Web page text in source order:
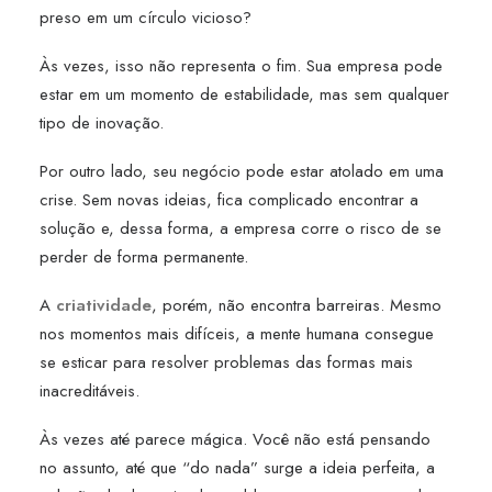
preso em um círculo vicioso?
Às vezes, isso não representa o fim. Sua empresa pode
estar em um momento de estabilidade, mas sem qualquer
tipo de inovação.
Por outro lado, seu negócio pode estar atolado em uma
crise. Sem novas ideias, fica complicado encontrar a
solução e, dessa forma, a empresa corre o risco de se
perder de forma permanente.
A criatividade, porém, não encontra barreiras. Mesmo
nos momentos mais difíceis, a mente humana consegue
se esticar para resolver problemas das formas mais
inacreditáveis.
Às vezes até parece mágica. Você não está pensando
no assunto, até que “do nada” surge a ideia perfeita, a